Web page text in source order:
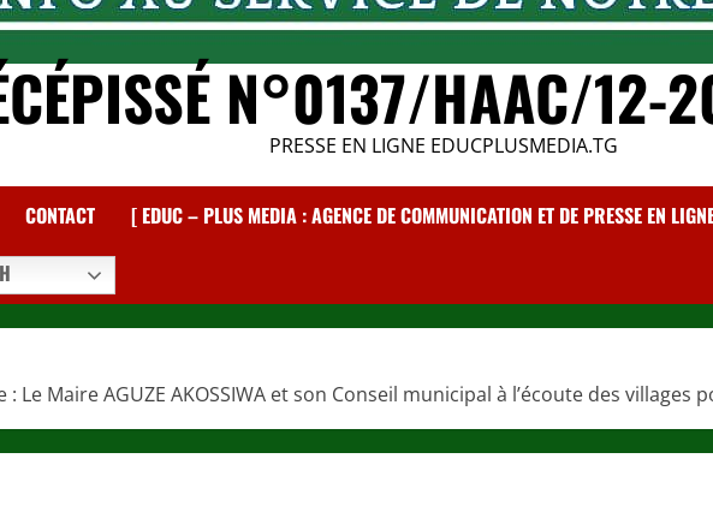
N°0137/HAAC/
PRESSE EN LIGNE EDUCPLUSMEDIA.TG
CONTACT [ EDUC – PLUS MEDIA : AGENCE DE COMMUNICATION ET DE PRESSE EN
: Le Maire AGUZE AKOSSIWA et son Conseil municipal à l’écoute des